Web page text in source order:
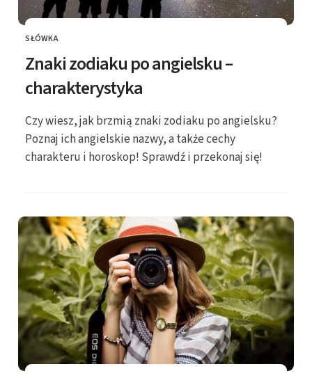
KATEGORIE
SŁÓWKA
Znaki zodiaku po angielsku –
charakterystyka
Czy wiesz, jak brzmią znaki zodiaku po angielsku?
Poznaj ich angielskie nazwy, a także cechy
charakteru i horoskop! Sprawdź i przekonaj się!